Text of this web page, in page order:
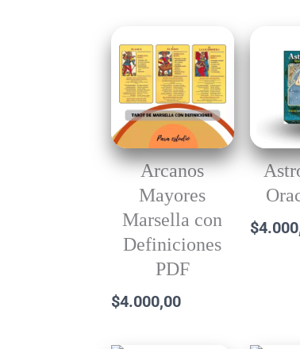
Arcanos
Mayores
Marsella con
Definiciones
PDF
$4.000,00
$